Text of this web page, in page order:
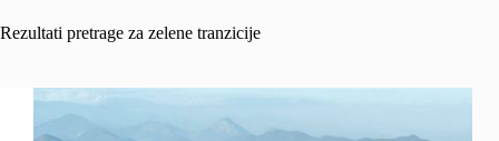
Rezultati pretrage za zelene tranzicije